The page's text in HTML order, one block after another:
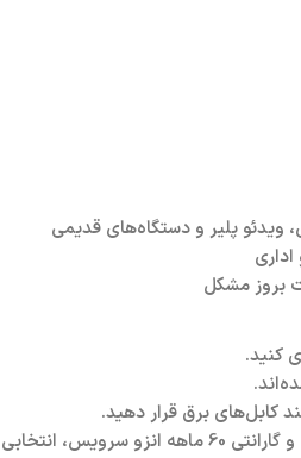
بروز مشکل
کنید.
کابل‌های برق قرار دهید.
و باکیفیت هستند. ✅✅✅🙂👍